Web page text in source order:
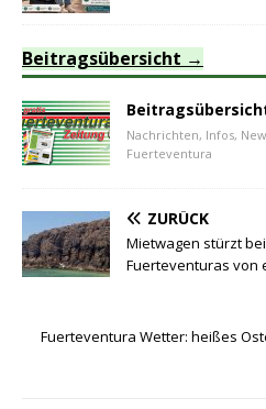
Beitragsübersicht
Nachrichten, Infos,
Fuerteventura
ZURÜCK
Mietwagen stürzt
Fuerteventuras von
Fuerteventura Wetter: heißes